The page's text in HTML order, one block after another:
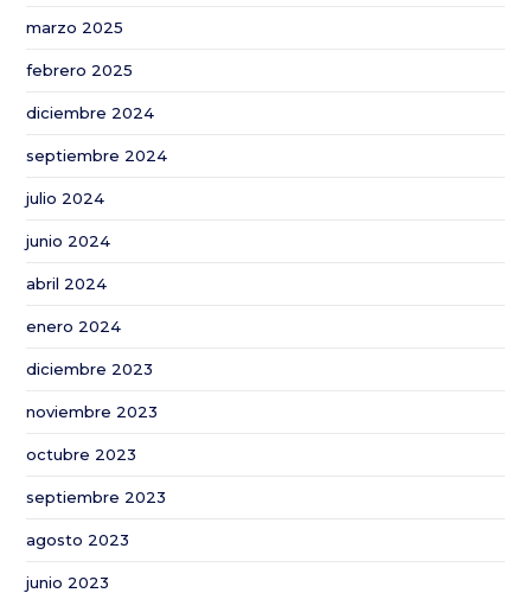
marzo 2025
febrero 2025
diciembre 2024
septiembre 2024
julio 2024
junio 2024
abril 2024
enero 2024
diciembre 2023
noviembre 2023
octubre 2023
septiembre 2023
agosto 2023
junio 2023